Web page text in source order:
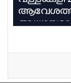
എത്തുന്നത്.